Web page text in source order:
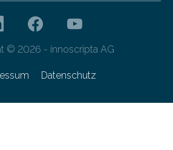
© 2026 - innoscripta AG
Datenschutz